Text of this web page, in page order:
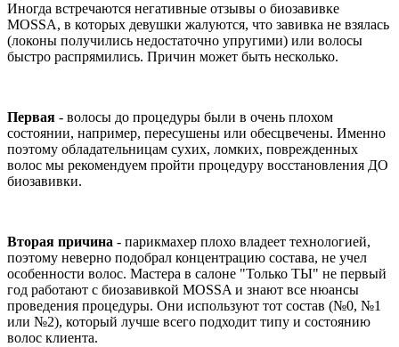
Иногда встречаются негативные отзывы о биозавивке
MOSSA, в которых девушки жалуются, что завивка не взялась
(локоны получились недостаточно упругими) или волосы
быстро распрямились. Причин может быть несколько.
Первая - волосы до процедуры были в очень плохом
состоянии, например, пересушены или обесцвечены. Именно
поэтому обладательницам сухих, ломких, поврежденных
волос мы рекомендуем пройти процедуру восстановления ДО
биозавивки.
Вторая причина - парикмахер плохо владеет технологией,
поэтому неверно подобрал концентрацию состава, не учел
особенности волос. Мастера в салоне "Только ТЫ" не первый
год работают с биозавивкой MOSSA и знают все нюансы
проведения процедуры. Они используют тот состав (№0, №1
или №2), который лучше всего подходит типу и состоянию
волос клиента.